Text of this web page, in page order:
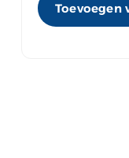
Toevoegen